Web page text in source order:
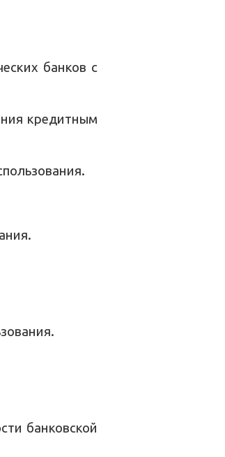
банков с
кредитным
банковской